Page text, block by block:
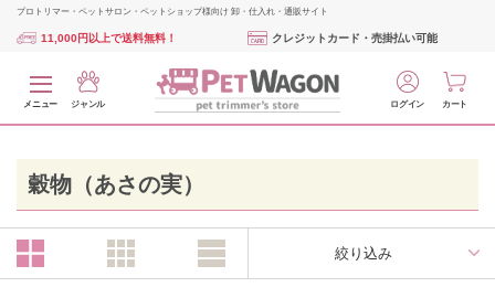
プロトリマー・ペットサロン・ペットショップ様向け 卸・仕入れ・通販サイト
11,000円以上で送料無料！ クレジットカード・売掛払い可能
メニュー ジャンル ログイン カート
穀物（あさの実）
絞り込み